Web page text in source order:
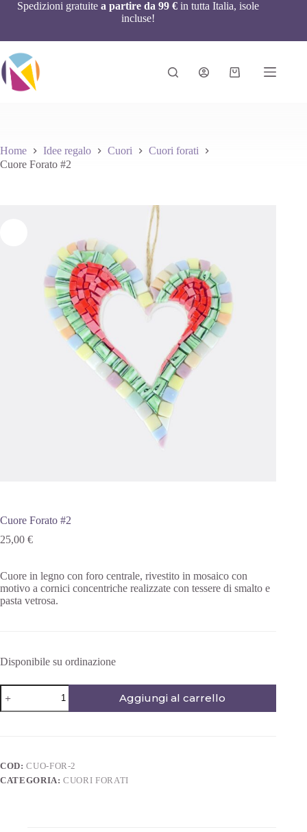
Spedizioni gratuitea partire da 99 € in tutta Italia, isole
incluse!
Home Idee regalo Cuori
Cuori forati
Cuore Forato #2
Cuore Forato #2
25,00 €
Cuore in legno con foro centrale, rivestito in mosaico con
motivo a cornici concentriche realizzate con tessere di smalto e
pasta vetrosa.
Disponibile su ordinazione
Aggiungi al carrello
COD:CUO-FOR-2
CATEGORIA:CUORI FORATI